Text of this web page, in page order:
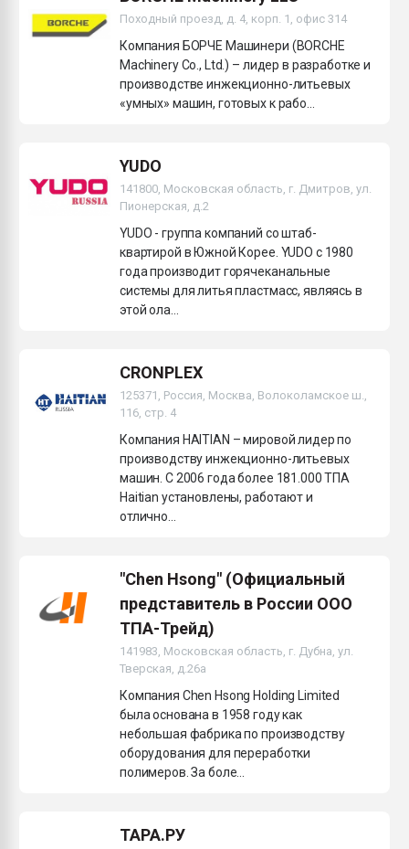
YUDO
141800, Московская область, г. Дмитров, ул.
Пионерская, д.2
YUDO - группа компаний со штаб-
квартирой в Южной Корее. YUDO c 1980
года производит горячеканальные
системы для литья пластмасс, являясь в
этой ола...
Походный проезд, д. 4, корп. 1, офис 314
Компания БОРЧЕ Машинери (BORCHE
Machinery Co., Ltd.) – лидер в разработке и
производстве инжекционно-литьевых
«умных» машин, готовых к рабо...
CRONPLEX
125371, Россия, Москва, Волоколамское ш.,
116, стр. 4
Компания HAITIAN – мировой лидер по
производству инжекционно-литьевых
машин. С 2006 года более 181.000 ТПА
Haitian установлены, работают и
отлично...
"Chen Hsong" (Официальный
представитель в России ООО
ТПА-Трейд)
141983, Московская область, г. Дубна, ул.
Тверская, д.26а
Компания Chen Hsong Holding Limited
была основана в 1958 году как
небольшая фабрика по производству
оборудования для переработки
полимеров. За боле...
ТАРА.РУ